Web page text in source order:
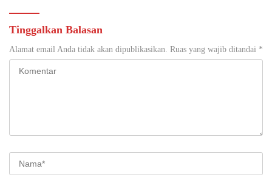
Tinggalkan Balasan
Alamat email Anda tidak akan dipublikasikan. Ruas yang wajib ditandai *